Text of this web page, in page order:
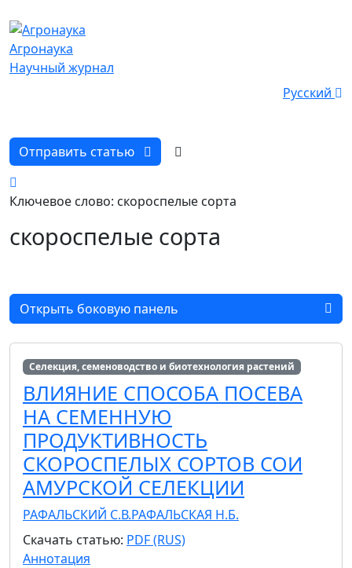
Агронаука
Научный журнал
Русский
Отправить статью
Ключевое слово: скороспелые сорта
скороспелые сорта
Селекция, семеноводство и биотехнология растений
ВЛИЯНИЕ СПОСОБА ПОСЕВА
НА СЕМЕННУЮ
ПРОДУКТИВНОСТЬ
СКОРОСПЕЛЫХ СОРТОВ СОИ
АМУРСКОЙ СЕЛЕКЦИИ
РАФАЛЬСКИЙ С.В.РАФАЛЬСКАЯ Н.Б.
Скачать статью: PDF (RUS)
Аннотация
Открыть боковую панель